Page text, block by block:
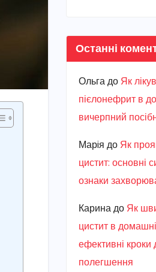
Останні
Ольгадо Як
пієлонефрит в
вичерпний
Марiя до Як
цистит: основні
ознаки
Каринадо Як
цистит в
ефективні кроки
полегшення